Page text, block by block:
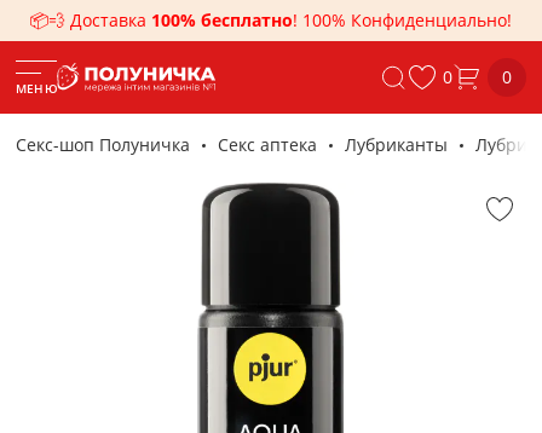
📦💨 Доставка 100% бесплатно! 100% Конфиденциально!
МЕНЮ 0 0
Секс-шоп Полуничка Секс аптека Лубриканты